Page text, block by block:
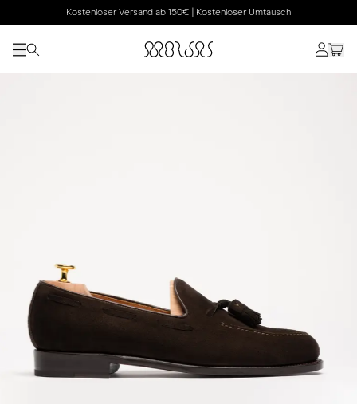
Kostenloser Versand ab 150€ | Kostenloser Umtausch